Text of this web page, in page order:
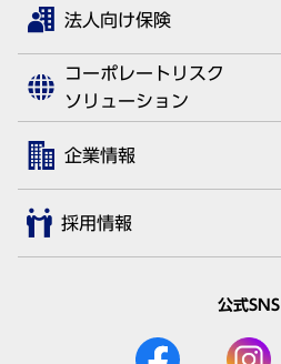
法人向け保険
コーポレートリスク
ソリューション
企業情報
採用情報
公式SNS